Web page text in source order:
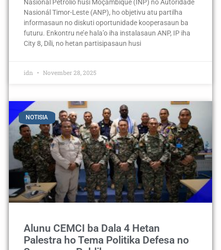
Nasionál Petrolio husi Moçambique (INP) no Autoridade
Nasionál Timor-Leste (ANP), ho objetivu atu partilha
informasaun no diskuti oportunidade kooperasaun ba
futuru. Enkontru ne’e hala’o iha instalasaun ANP, IP iha
City 8, Díli, no hetan partisipasaun husi
idn November 28, 2025
NOTISIA
Alunu CEMCI ba Dala 4 Hetan
Palestra ho Tema Politika Defesa no